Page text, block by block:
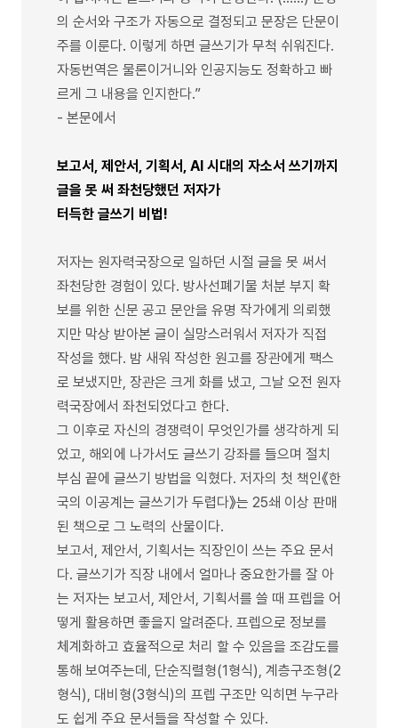
의 순서와 구조가 자동으로 결정되고 문장은 단문이
주를 이룬다. 이렇게 하면 글쓰기가 무척 쉬워진다.
자동번역은 물론이거니와 인공지능도 정확하고 빠
르게 그 내용을 인지한다.”
- 본문에서
보고서, 제안서, 기획서, AI 시대의 자소서 쓰기까지
글을 못 써 좌천당했던 저자가
터득한 글쓰기 비법!
저자는 원자력국장으로 일하던 시절 글을 못 써서
좌천당한 경험이 있다. 방사선폐기물 처분 부지 확
보를 위한 신문 공고 문안을 유명 작가에게 의뢰했
지만 막상 받아본 글이 실망스러워서 저자가 직접
작성을 했다. 밤 새워 작성한 원고를 장관에게 팩스
로 보냈지만, 장관은 크게 화를 냈고, 그날 오전 원자
력국장에서 좌천되었다고 한다.
그 이후로 자신의 경쟁력이 무엇인가를 생각하게 되
었고, 해외에 나가서도 글쓰기 강좌를 들으며 절치
부심 끝에 글쓰기 방법을 익혔다. 저자의 첫 책인《한
국의 이공계는 글쓰기가 두렵다》는 25쇄 이상 판매
된 책으로 그 노력의 산물이다.
보고서, 제안서, 기획서는 직장인이 쓰는 주요 문서
다. 글쓰기가 직장 내에서 얼마나 중요한가를 잘 아
는 저자는 보고서, 제안서, 기획서를 쓸 때 프렙을 어
떻게 활용하면 좋을지 알려준다. 프렙으로 정보를
체계화하고 효율적으로 처리 할 수 있음을 조감도를
통해 보여주는데, 단순직렬형(1형식), 계층구조형(2
형식), 대비형(3형식)의 프렙 구조만 익히면 누구라
도 쉽게 주요 문서들을 작성할 수 있다.